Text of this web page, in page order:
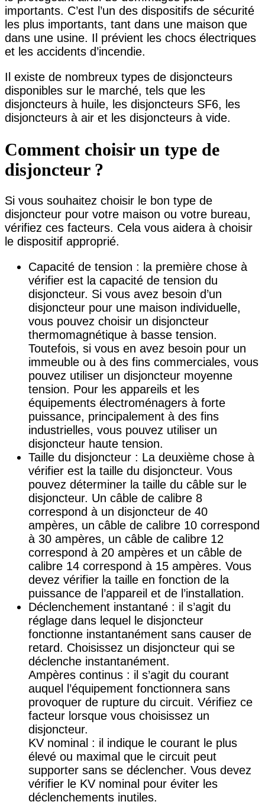
importants. C’est l’un des dispositifs de sécurité
les plus importants, tant dans une maison que
dans une usine. Il prévient les chocs électriques
et les accidents d’incendie.
Il existe de nombreux types de disjoncteurs
disponibles sur le marché, tels que les
disjoncteurs à huile, les disjoncteurs SF6, les
disjoncteurs à air et les disjoncteurs à vide.
Comment choisir un type de
disjoncteur ?
Si vous souhaitez choisir le bon type de
disjoncteur pour votre maison ou votre bureau,
vérifiez ces facteurs. Cela vous aidera à choisir
le dispositif approprié.
Capacité de tension : la première chose à
vérifier est la capacité de tension du
disjoncteur. Si vous avez besoin d’un
disjoncteur pour une maison individuelle,
vous pouvez choisir un disjoncteur
thermomagnétique à basse tension.
Toutefois, si vous en avez besoin pour un
immeuble ou à des fins commerciales, vous
pouvez utiliser un disjoncteur moyenne
tension. Pour les appareils et les
équipements électroménagers à forte
puissance, principalement à des fins
industrielles, vous pouvez utiliser un
disjoncteur haute tension.
Taille du disjoncteur : La deuxième chose à
vérifier est la taille du disjoncteur. Vous
pouvez déterminer la taille du câble sur le
disjoncteur. Un câble de calibre 8
correspond à un disjoncteur de 40
ampères, un câble de calibre 10 correspond
à 30 ampères, un câble de calibre 12
correspond à 20 ampères et un câble de
calibre 14 correspond à 15 ampères. Vous
devez vérifier la taille en fonction de la
puissance de l’appareil et de l’installation.
Déclenchement instantané : il s’agit du
réglage dans lequel le disjoncteur
fonctionne instantanément sans causer de
retard. Choisissez un disjoncteur qui se
déclenche instantanément.
Ampères continus : il s’agit du courant
auquel l’équipement fonctionnera sans
provoquer de rupture du circuit. Vérifiez ce
facteur lorsque vous choisissez un
disjoncteur.
KV nominal : il indique le courant le plus
élevé ou maximal que le circuit peut
supporter sans se déclencher. Vous devez
vérifier le KV nominal pour éviter les
déclenchements inutiles.